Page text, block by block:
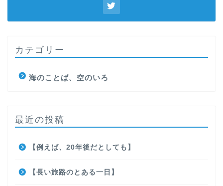
カテゴリー
海のことば、空のいろ
最近の投稿
【例えば、20年後だとしても】
【長い旅路のとある一日】